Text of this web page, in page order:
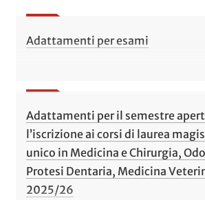
Adattamenti per esami
Adattamenti per il semestre
l’iscrizione ai corsi di laurea
unico in Medicina e Chirurgia,
Protesi Dentaria, Medicina
2025/26